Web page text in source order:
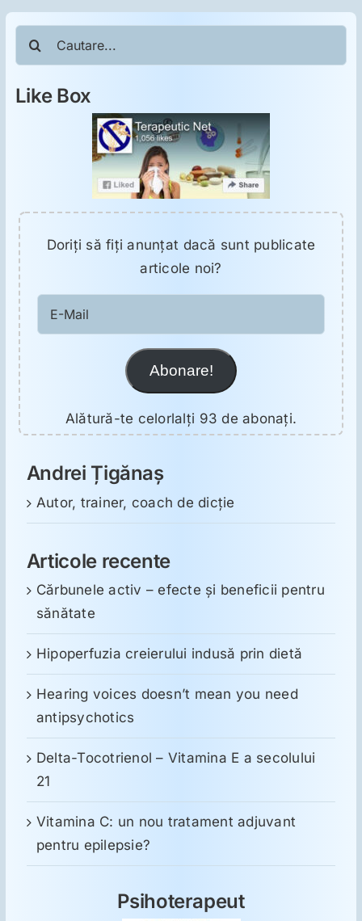
Cautare...
Like Box
Doriţi să fiţi anunţat dacă sunt publicate
articole noi?
Mail
Abonare!
Alătură-te celorlalți 93 de abonați.
Andrei Țigănaș
Autor, trainer, coach de dicție
Articole recente
Cărbunele activ – efecte și beneficii pentru
sănătate
Hipoperfuzia creierului indusă prin dietă
Hearing voices doesn’t mean you need
antipsychotics
Delta-Tocotrienol – Vitamina E a secolului
21
Vitamina C: un nou tratament adjuvant
pentru epilepsie?
Psihoterapeut